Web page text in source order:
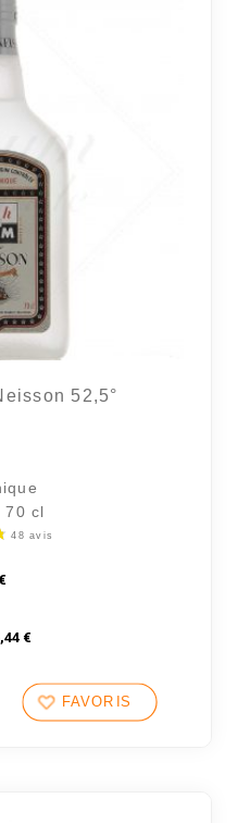
52,5°
70 cl
initial était : 39,50 €.
€Le prix actuel est : 35,50 €.
prix initial était : 5,72 €.
€Le prix actuel est : 5,44 €.
FAVORIS